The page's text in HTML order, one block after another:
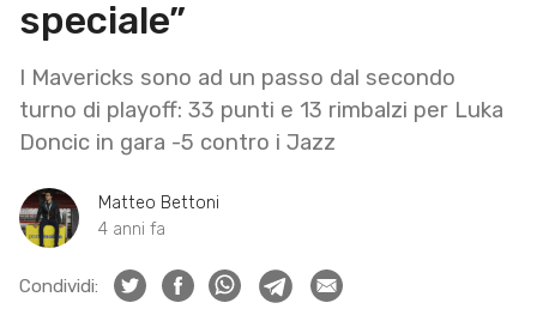
speciale”
I Mavericks sono ad un passo dal secondo
turno di playoff: 33 punti e 13 rimbalzi per Luka
Doncic in gara -5 contro i Jazz
Matteo Bettoni
4 anni fa
Condividi: